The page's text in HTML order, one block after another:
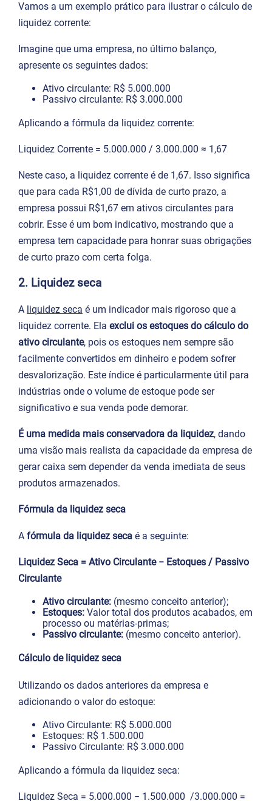
Vamos a um exemplo prático para ilustrar o cálculo de
liquidez corrente:
Imagine que uma empresa, no último balanço,
apresente os seguintes dados:
Ativo circulante: R$ 5.000.000
Passivo circulante: R$ 3.000.000
Aplicando a fórmula da liquidez corrente:
Liquidez Corrente = 5.000.000 ​/ 3.000.000 ≈ 1,67
Neste caso, a liquidez corrente é de 1,67. Isso significa
que para cada R$1,00 de dívida de curto prazo, a
empresa possui R$1,67 em ativos circulantes para
cobrir. Esse é um bom indicativo, mostrando que a
empresa tem capacidade para honrar suas obrigações
de curto prazo com certa folga.
2. Liquidez seca
A liquidez seca é um indicador mais rigoroso que a
liquidez corrente. Ela exclui os estoques do cálculo do
ativo circulante, pois os estoques nem sempre são
facilmente convertidos em dinheiro e podem sofrer
desvalorização. Este índice é particularmente útil para
indústrias onde o volume de estoque pode ser
significativo e sua venda pode demorar.
É uma medida mais conservadora da liquidez, dando
uma visão mais realista da capacidade da empresa de
gerar caixa sem depender da venda imediata de seus
produtos armazenados.
Fórmula da liquidez seca
A fórmula da liquidez seca é a seguinte:
Liquidez Seca = Ativo Circulante − Estoques​ / Passivo
Circulante
Ativo circulante: (mesmo conceito anterior);
Estoques: Valor total dos produtos acabados, em
processo ou matérias-primas;
Passivo circulante: (mesmo conceito anterior).
Cálculo de liquidez seca
Utilizando os dados anteriores da empresa e
adicionando o valor do estoque:
Ativo Circulante: R$ 5.000.000
Estoques: R$ 1.500.000
Passivo Circulante: R$ 3.000.000
Aplicando a fórmula da liquidez seca:
Liquidez Seca = 5.000.000 − 1.500.000 ​ /3.000.000 =